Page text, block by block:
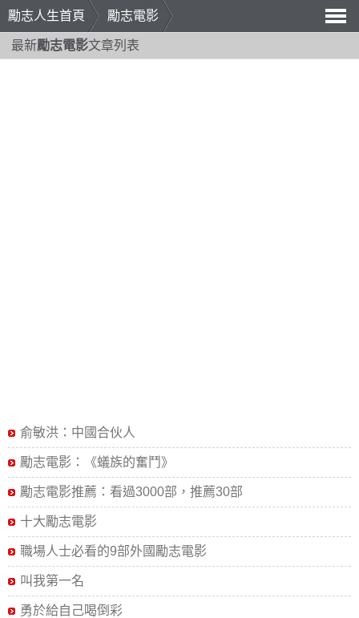
勵志人生首頁
勵志電影
導
最新勵志電影文章列表
俞敏洪：中國合伙人
勵志電影：《蟻族的奮鬥》
勵志電影推薦：看過3000部，推薦30部
十大勵志電影
職場人士必看的9部外國勵志電影
叫我第一名
勇於給自己喝倒彩